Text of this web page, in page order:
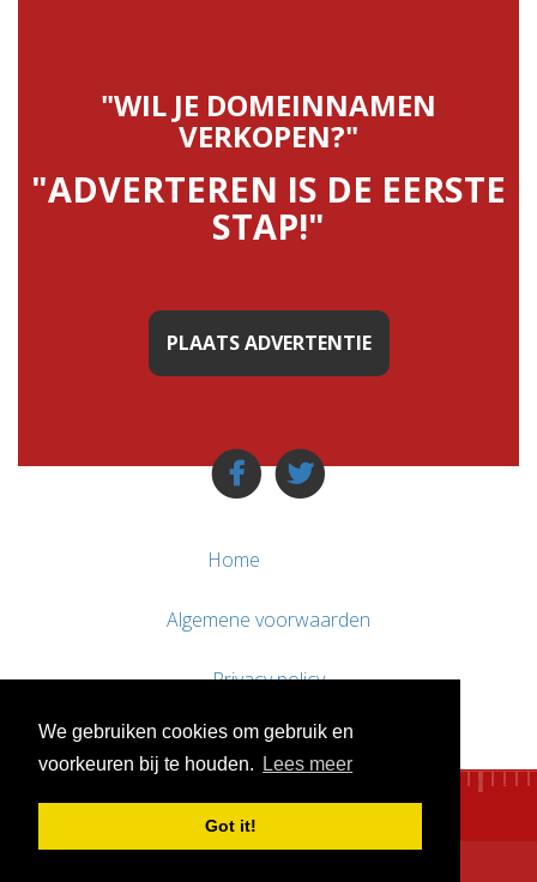
We gebruiken cookies om gebruik en
voorkeuren bij te houden.
Lees meer
Got it!
"WIL JE DOMEINNAMEN
VERKOPEN?"
"ADVERTEREN IS DE EERSTE
STAP!"
PLAATS ADVERTENTIE
Home
Algemene voorwaarden
Privacy policy
Contact / Support